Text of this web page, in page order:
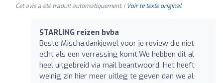
Cet avis a été traduit automatiquement. | Voir le texte original
STARLING reizen bvba
Beste Mischa,dankjewel voor je review die niet
echt als een verrassing komt.We hebben dit al
heel uitgebreid via mail beantwoord. Het heeft
weinig zin hier meer uitleg te geven dan we al